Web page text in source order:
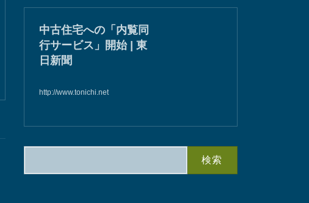
中古住宅への「内覧同
行サービス」開始 | 東
日新聞
http://www.tonichi.net